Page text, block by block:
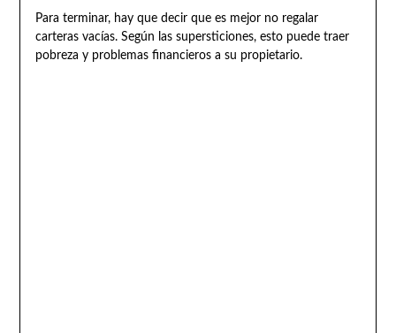
Para terminar, hay que decir que es mejor no regalar
carteras vacías. Según las supersticiones, esto puede traer
pobreza y problemas financieros a su propietario.